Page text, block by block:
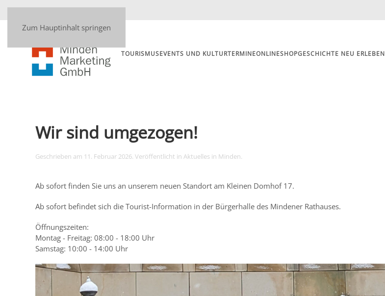
Zum Hauptinhalt springen
TOURISMUSEVENTS UND KULTURTERMINEONLINESHOPGESCHICHTE NEU ERLEBEN
Wir sind umgezogen!
Geschrieben am 11. Februar 2026. Veröffentlicht in Aktuelles in Minden.
Ab sofort finden Sie uns an unserem neuen Standort am Kleinen Domhof 17.
Ab sofort befindet sich die Tourist-Information in der Bürgerhalle des Mindener Rathauses.
Öffnungszeiten:
Montag - Freitag: 08:00 - 18:00 Uhr
Samstag: 10:00 - 14:00 Uhr